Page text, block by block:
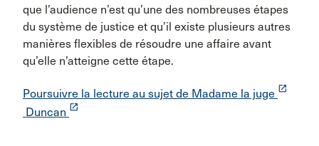
que l’audience n’est qu’une des nombreuses étapes
du système de justice et qu’il existe plusieurs autres
manières flexibles de résoudre une affaire avant
qu’elle n’atteigne cette étape.
Poursuivre la lecture au sujet de Madame la juge launch
Duncan launch